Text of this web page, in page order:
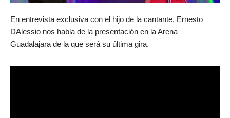
En entrevista exclusiva con el hijo de la cantante, Ernesto
DAlessio nos habla de la presentación en la Arena
Guadalajara de la que será su última gira.